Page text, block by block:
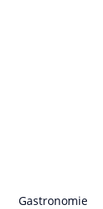
Gastronomie